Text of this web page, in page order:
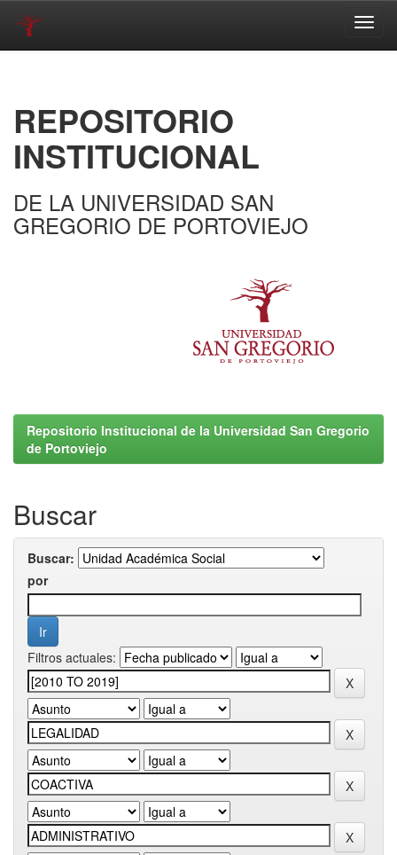
REPOSITORIO
INSTITUCIONAL
DE LA UNIVERSIDAD SAN
GREGORIO DE PORTOVIEJO
Repositorio Institucional de la Universidad San Gregorio
de Portoviejo
Buscar
Buscar:
por
Filtros actuales: